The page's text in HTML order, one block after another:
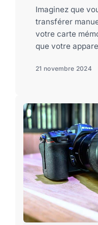
Imaginez que
transférer
votre carte
que votre
21 novembre 2024